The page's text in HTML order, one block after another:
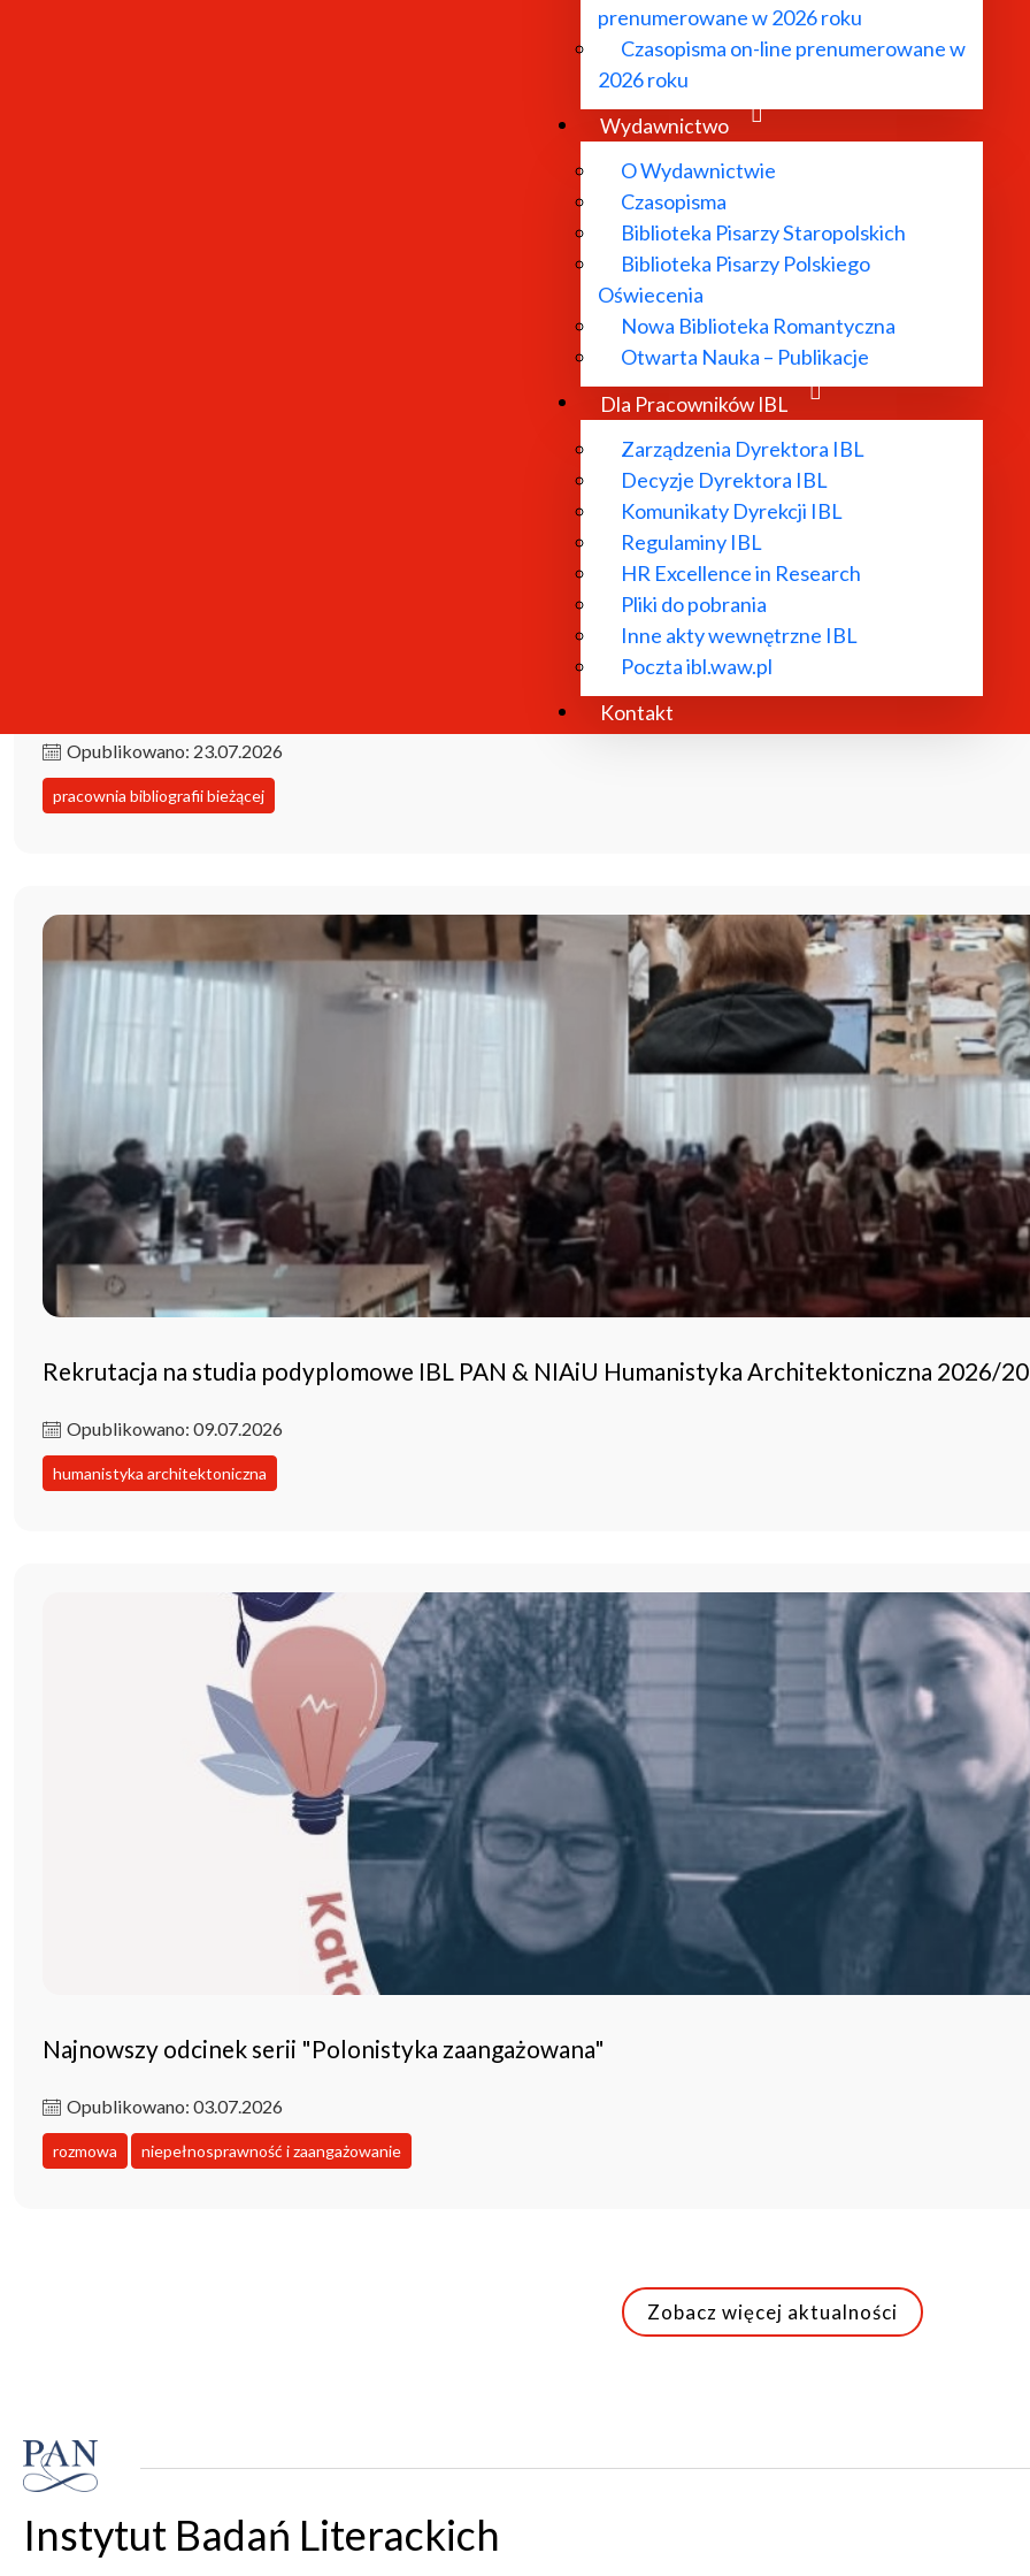
prenumerowane w 2026 roku
Czasopisma on-line prenumerowane w
2026 roku
Wydawnictwo
O Wydawnictwie
Czasopisma
Biblioteka Pisarzy Staropolskich
Biblioteka Pisarzy Polskiego
Oświecenia
Nowa Biblioteka Romantyczna
Otwarta Nauka – Publikacje
Dla Pracowników IBL
Zarządzenia Dyrektora IBL
Decyzje Dyrektora IBL
Komunikaty Dyrekcji IBL
Regulaminy IBL
HR Excellence in Research
Pliki do pobrania
Inne akty wewnętrzne IBL
Poczta ibl.waw.pl
Kontakt
Opublikowano: 23.07.2026
pracownia bibliografii bieżącej
Rekrutacja na studia podyplomowe IBL PAN & NIAiU Humanistyka Architektoniczna 2026/
Opublikowano: 09.07.2026
humanistyka architektoniczna
Najnowszy odcinek serii "Polonistyka zaangażowana"
Opublikowano: 03.07.2026
rozmowa niepełnosprawność i zaangażowanie
Zobacz więcej aktualności
Instytut Badań Literackich